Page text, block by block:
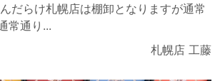
だらけ札幌店は棚卸となりますが通常
常通り...
札幌店 工藤